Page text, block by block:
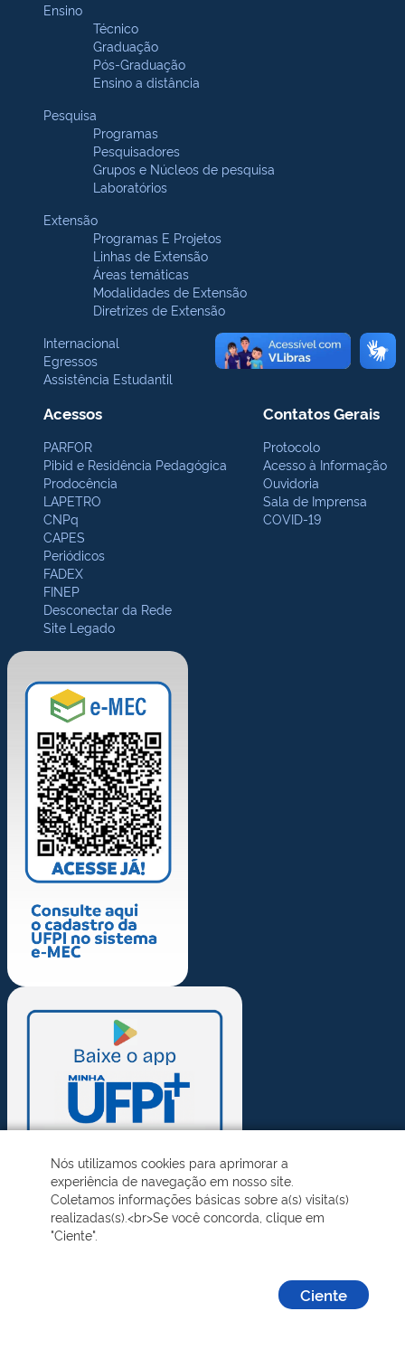
Ensino
Técnico
Graduação
Pós-Graduação
Ensino a distância
Pesquisa
Programas
Pesquisadores
Grupos e Núcleos de pesquisa
Laboratórios
Extensão
Programas E Projetos
Linhas de Extensão
Áreas temáticas
Modalidades de Extensão
Diretrizes de Extensão
Internacional
Egressos
Assistência Estudantil
Acessos
PARFOR
Pibid e Residência Pedagógica
Prodocência
LAPETRO
CNPq
CAPES
Periódicos
FADEX
FINEP
Desconectar da Rede
Site Legado
Contatos Gerais
Protocolo
Acesso à Informação
Ouvidoria
Sala de Imprensa
COVID-19
Nós utilizamos cookies para aprimorar a
experiência de navegação em nosso site.
Coletamos informações básicas sobre a(s) visita(s)
realizadas(s).<br>Se você concorda, clique em
"Ciente".
Ciente